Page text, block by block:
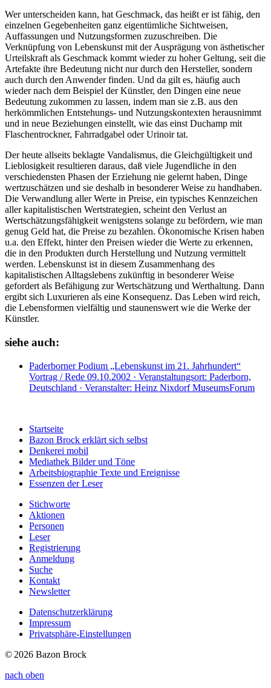
Wer unterscheiden kann, hat Geschmack, das heißt er ist fähig, den
einzelnen Gegebenheiten ganz eigentümliche Sichtweisen,
Auffassungen und Nutzungsformen zuzuschreiben. Die
Verknüpfung von Lebenskunst mit der Ausprägung von ästhetischer
Urteilskraft als Geschmack kommt wieder zu hoher Geltung, seit die
Artefakte ihre Bedeutung nicht nur durch den Hersteller, sondern
auch durch den Anwender finden. Und da gilt es, häufig auch
wieder nach dem Beispiel der Künstler, den Dingen eine neue
Bedeutung zukommen zu lassen, indem man sie z.B. aus den
herkömmlichen Entstehungs- und Nutzungskontexten herausnimmt
und in neue Beziehungen einstellt, wie das einst Duchamp mit
Flaschentrockner, Fahrradgabel oder Urinoir tat.
Der heute allseits beklagte Vandalismus, die Gleichgültigkeit und
Lieblosigkeit resultieren daraus, daß viele Jugendliche in den
verschiedensten Phasen der Erziehung nie gelernt haben, Dinge
wertzuschätzen und sie deshalb in besonderer Weise zu handhaben.
Die Verwandlung aller Werte in Preise, ein typisches Kennzeichen
aller kapitalistischen Wertstrategien, scheint den Verlust an
Wertschätzungsfähigkeit wenigstens solange zu befördern, wie man
genug Geld hat, die Preise zu bezahlen. Ökonomische Krisen haben
u.a. den Effekt, hinter den Preisen wieder die Werte zu erkennen,
die in den Produkten durch Herstellung und Nutzung vermittelt
werden. Lebenskunst ist in diesem Zusammenhang des
kapitalistischen Alltagslebens zukünftig in besonderer Weise
gefordert als Befähigung zur Wertschätzung und Werthaltung. Dann
ergibt sich Luxurieren als eine Konsequenz. Das Leben wird reich,
die Lebensformen vielfältig und staunenswert wie die Werke der
Künstler.
siehe auch:
Paderborner Podium „Lebenskunst im 21. Jahrhundert“
Vortrag / Rede 09.10.2002 · Veranstaltungsort: Paderborn,
Deutschland · Veranstalter: Heinz Nixdorf MuseumsForum
Startseite
Bazon Brock erklärt sich selbst
Denkerei mobil
Mediathek Bilder und Töne
Arbeitsbiographie Texte und Ereignisse
Essenzen der Leser
Stichworte
Aktionen
Personen
Leser
Registrierung
Anmeldung
Suche
Kontakt
Newsletter
Datenschutzerklärung
Impressum
Privatsphäre-Einstellungen
© 2026 Bazon Brock
nach oben